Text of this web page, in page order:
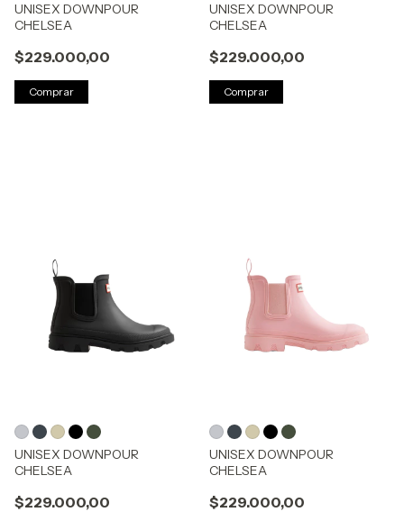
UNISEX DOWNPOUR
CHELSEA
$229.000,00
Comprar
UNISEX DOWNPOUR
CHELSEA
$229.000,00
Comprar
UNISEX DOWNPOUR
CHELSEA
$229.000,00
UNISEX DOWNPOUR
CHELSEA
$229.000,00